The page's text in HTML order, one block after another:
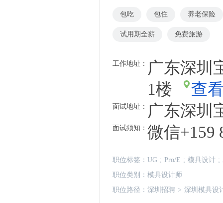
包吃 包住 养老保险
试用期全薪 免费旅游
工作地址：
广东深圳
1楼
查
面试地址： 广东深圳
面试须知： 微信+159
职位标签： UG ; Pro/E ; 模具设计 ;
职位类别： 模具设计师
职位路径： 深圳招聘 > 深圳模具设